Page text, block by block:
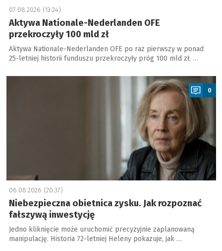
07.08.2026 (13:24)
Aktywa Nationale-Nederlanden OFE
przekroczyły 100 mld zł
Aktywa Nationale-Nederlanden OFE po raz pierwszy w ponad
25-letniej historii funduszu przekroczyły próg 100 mld zł. …
a
0
06.08.2026 (20:37)
Niebezpieczna obietnica zysku. Jak rozpoznać
fałszywą inwestycję
Jedno kliknięcie może uruchomić precyzyjnie zaplanowaną
manipulację. Historia 72-letniej Heleny pokazuje, jak …